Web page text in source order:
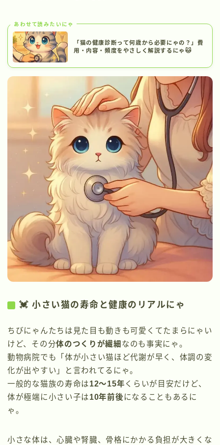
あわせて読みたいにゃ
「猫の健康診断って何歳から必要にゃの？」費
用・内容・頻度をやさしく解説するにゃ🐱
💓 小さい猫の寿命と健康のリアルにゃ
ちびにゃんたちは見た目も動きも可愛くてたまらにゃい
けど、その分体のつくりが繊細 なのも事実にゃ。
動物病院でも「体が小さい猫ほど代謝が早く、体調の変
化が出やすい」と言われてるにゃ。
一般的な猫族の寿命は12〜15年 くらいが目安だけど、
体が極端に小さい子は10年前後 になることもあるに
ゃ。
小さな体は、心臓や腎臓、骨格にかかる負担が大きくな